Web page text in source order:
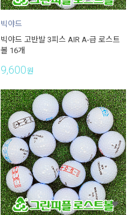
빅야드
빅야드 고반발 3피스 AIR A-급 로스트
볼 16개
9,600원